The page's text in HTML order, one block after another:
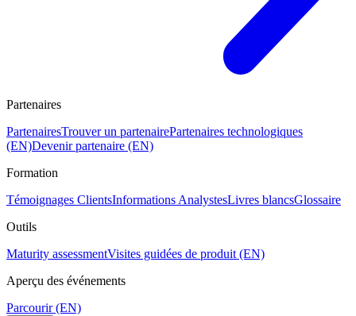
Partenaires
PartenairesTrouver un partenairePartenaires technologiques
(EN)Devenir partenaire (EN)
Formation
Témoignages ClientsInformations AnalystesLivres blancsGlossaire
Outils
Maturity assessmentVisites guidées de produit (EN)
Aperçu des événements
Parcourir (EN)